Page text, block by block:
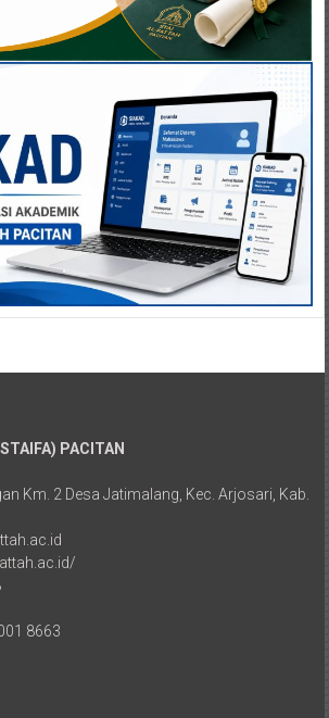
PACITAN
Km. 2 Desa Jatimalang, Kec. Arjosari, Kab.
8663